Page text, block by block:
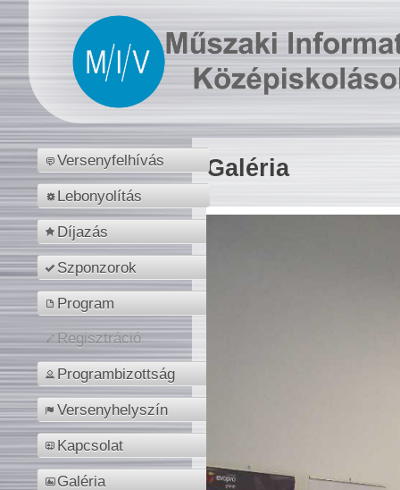
Versenyfelhívás
Lebonyolítás
Díjazás
Szponzorok
Program
Regisztráció
Programbizottság
Versenyhelyszín
Kapcsolat
Galéria
Galéria